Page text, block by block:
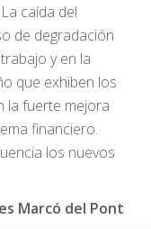
caída del
de degradación
y en la
que exhiben los
la fuerte mejora
financiero.
los nuevos
Marcó del Pont